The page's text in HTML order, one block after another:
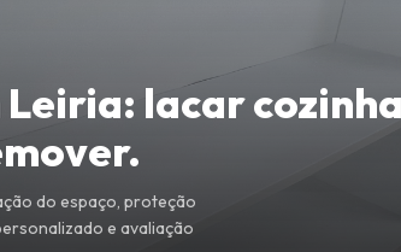
lacar
do espaço, proteção
e avaliação